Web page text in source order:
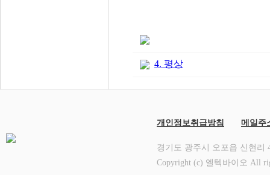
4. 평상
개인정보취급방침 메일주
경기도 광주시 오포읍 신현
Copyright (c) 엘텍바이오 All